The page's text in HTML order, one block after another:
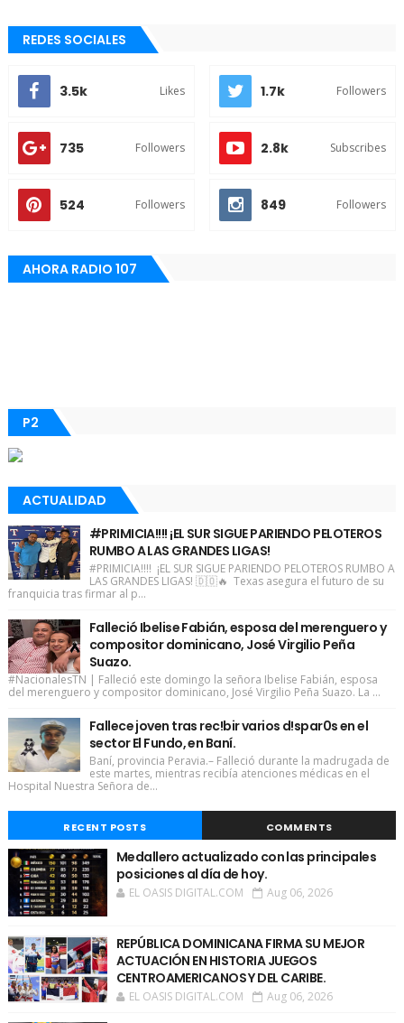
REDES SOCIALES
3.5k Likes 1.7k Followers
735 Followers 2.8k Subscribes
524 Followers 849 Followers
AHORA RADIO 107
P2
ACTUALIDAD
#PRIMICIA!!!! ¡EL SUR SIGUE PARIENDO PELOTEROS
RUMBO A LAS GRANDES LIGAS!
#PRIMICIA!!!! ¡EL SUR SIGUE PARIENDO PELOTEROS RUMBO A
LAS GRANDES LIGAS! 🇩🇴🔥 Texas asegura el futuro de su
franquicia tras firmar al p...
Falleció Ibelise Fabián, esposa del merenguero y
compositor dominicano, José Virgilio Peña
Suazo.
#NacionalesTN | Falleció este domingo la señora Ibelise Fabián, esposa
del merenguero y compositor dominicano, José Virgilio Peña Suazo. La ...
Fallece joven tras rec!bir varios d!spar0s en el
sector El Fundo, en Baní.
Baní, provincia Peravia.– Falleció durante la madrugada de
este martes, mientras recibía atenciones médicas en el
Hospital Nuestra Señora de...
RECENT POSTS COMMENTS
Medallero actualizado con las principales
posiciones al día de hoy.
EL OASIS DIGITAL.COM Aug 06, 2026
REPÚBLICA DOMINICANA FIRMA SU MEJOR
ACTUACIÓN EN HISTORIA JUEGOS
CENTROAMERICANOS Y DEL CARIBE.
EL OASIS DIGITAL.COM Aug 06, 2026